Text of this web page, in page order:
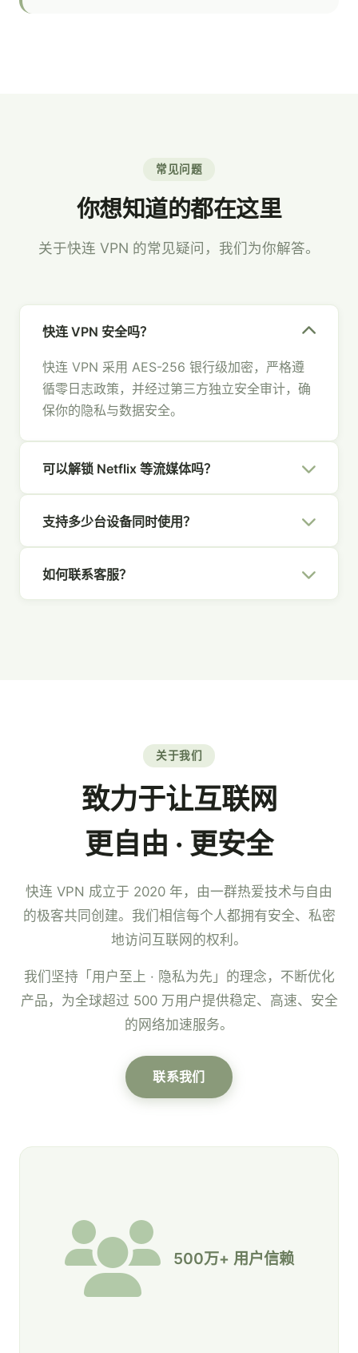
常见问题
你想知道的都在这里
关于快连 VPN 的常见疑问，我们为你解答。
快连 VPN 安全吗？
快连 VPN 采用 AES-256 银行级加密，严格遵
循零日志政策，并经过第三方独立安全审计，确
保你的隐私与数据安全。
可以解锁 Netflix 等流媒体吗？
支持 Netflix、Hulu、Disney+、YouTube 等主
流平台，畅享全球内容。
支持多少台设备同时使用？
盖你的所有设备，全家共享安全网络。
如何联系客服？
关于我们
致力于让互联网
更自由 · 更安全
快连 VPN 成立于 2020 年，由一群热爱技术与自由
的极客共同创建。我们相信每个人都拥有安全、私密
地访问互联网的权利。
我们坚持「用户至上 · 隐私为先」的理念，不断优化
产品，为全球超过 500 万用户提供稳定、高速、安全
的网络加速服务。
联系我们
500万+ 用户信赖